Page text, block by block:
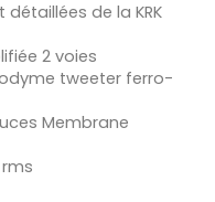
de la KRK
2 voies
tweeter ferro-
Membrane